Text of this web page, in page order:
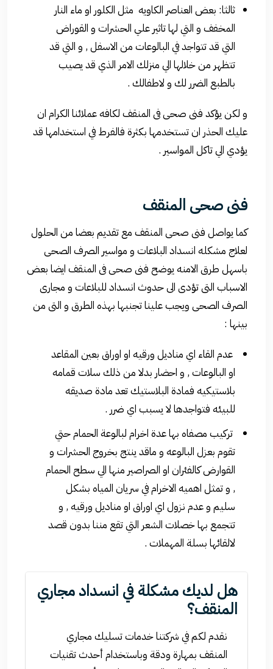
ثالثا: بعض العناصر الكاويه مثل الكلور او ماء النار
المخفف و التي لها تاثير علي الحشرات و القوراض
التي قد تتواجد في البالوعات من الاسفل , و التي قد
تتظهر من خلالها الي منزلك الامر الذي قد يصيب
بالطبع الضرر لك و لاطفالك .
و لكن يؤكد فنى صحى فى المنقف لكافه عملائنا الكرام ان
عليك الحذر ان تستخدمها بكثرة فالفرط في استخدامها قد
يؤدي الي تاكل المواسير .
فنى صحى المنقف
كما يواصل فنى صحى المنقف مع تقديم بعضا من الحلول
لعلاج مشكله انسداد البلاعات و مواسير الصرف الصحى
باسهل طرق الامنه يوضح فنى صحى فى المنقف ايضا بعض
الاسباب التى تؤدى الى حدوث انسداد للبلاعات و مجارى
الصرف الصحى ويجب علينا تجنبها بهذه الطرق و التى من
بينها :
عدم القاء اي مناديل ورقيه او اوراق بعين المقاعد
او البالوعات , و احضار بدلا من ذلك سلات قمامه
بلاستيكيه فمادة البلاستيك تعد مادة صديقه
للبيئه فتواجدها لا يسبب اي ضرر .
تركيب مصفاه بها عدة اخرام لبالوعة الحمام حتي
تقوم بعزل البالوعه و ماقد ينتج بخروج الحشرات و
القوارض كالفئران او الصراصير منها الي سطح الحمام
, و تمثل اهميه الاخرام في سريان المياه بشكل
سليم و عدم نزول اي اوراق او مناديل ورقيه , و
تتجمع بها خصلات الشعر التي تقع مننا بدون قصد
لالقائها بسلة المهملات .
هل لديك مشكلة في انسداد مجاري
المنقف؟
نقدم لكم في شركتنا خدمات تسليك مجاري
المنقف بمهارة ودقة وباستخدام أحدث تقنيات